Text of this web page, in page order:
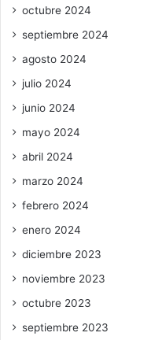
octubre 2024
septiembre 2024
agosto 2024
julio 2024
junio 2024
mayo 2024
abril 2024
marzo 2024
febrero 2024
enero 2024
diciembre 2023
noviembre 2023
octubre 2023
septiembre 2023